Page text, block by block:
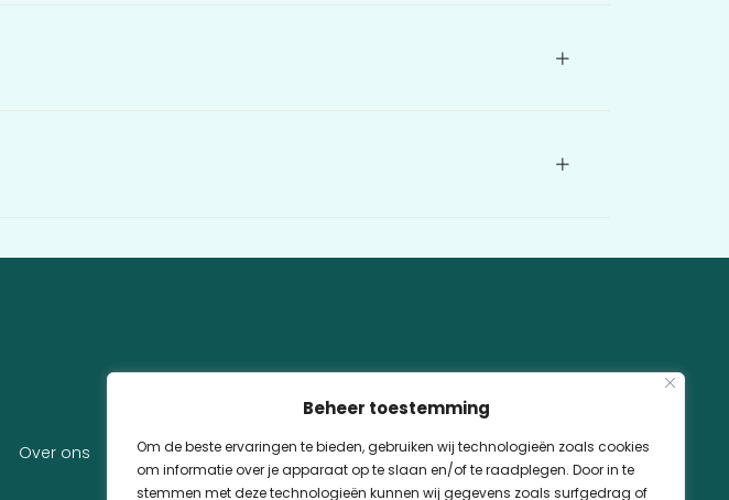
Beheer toestemming
Om de beste ervaringen te bieden, gebruiken wij technologieën zoals cookies
om informatie over je apparaat op te slaan en/of te raadplegen. Door in te
stemmen met deze technologieën kunnen wij gegevens zoals surfgedrag of
Over ons Klantenservice Zwembadaanleg & renovatie